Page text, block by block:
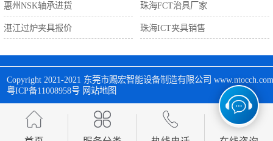
惠州NSK轴承进货 珠海FCT治具厂家
湛江过炉夹具报价 珠海ICT夹具销售
Copyright 2021-2021 东莞市赐宏智能设备制造有限公司
粤ICP备11008958号 网站地图